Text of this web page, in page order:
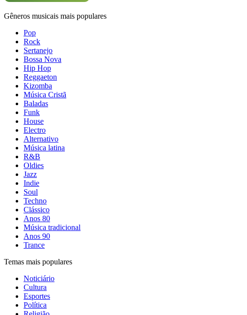
Gêneros musicais mais populares
Pop
Rock
Sertanejo
Bossa Nova
Hip Hop
Reggaeton
Kizomba
Música Cristã
Baladas
Funk
House
Electro
Alternativo
Música latina
R&B
Oldies
Jazz
Indie
Soul
Techno
Clássico
Anos 80
Música tradicional
Anos 90
Trance
Temas mais populares
Noticiário
Cultura
Esportes
Política